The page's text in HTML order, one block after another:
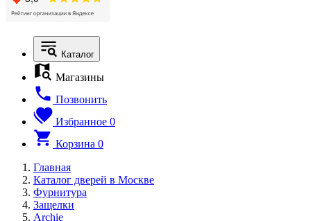
Каталог
Магазины
Позвонить
Избранное 0
Корзина 0
Главная
Каталог дверей в Москве
Фурнитура
Защелки
Archie